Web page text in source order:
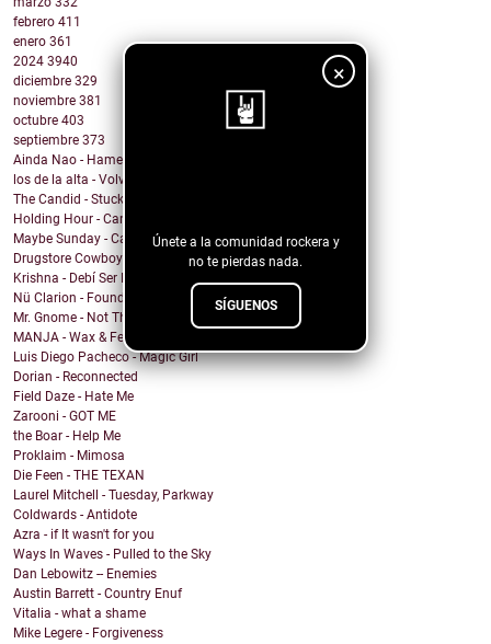
×
Únete a la comunidad rockera y
no te pierdas nada.
SÍGUENOS
febrero 411
enero 361
2024 3940
diciembre 329
noviembre 381
octubre 403
septiembre 373
Ainda Nao - Hamelin
los de la alta - Volveras Llorando
The Candid - Stuck
Holding Hour - Can I Leave Me Too?
Maybe Sunday - Carry On
Drugstore Cowboy - Supercars & Sweet Dreams
Krishna - Debí Ser Más Cabrón
Nü Clarion - Found Wanting
Mr. Gnome - Not This Time, Devil
MANJA - Wax & Feathers
Luis Diego Pacheco - Magic Girl
Dorian - Reconnected
Field Daze - Hate Me
Zarooni - GOT ME
the Boar - Help Me
Proklaim - Mimosa
Die Feen - THE TEXAN
Laurel Mitchell - Tuesday, Parkway
Coldwards - Antidote
Azra - if It wasn't for you
Ways In Waves - Pulled to the Sky
Dan Lebowitz -- Enemies
Austin Barrett - Country Enuf
Vitalia - what a shame
Mike Legere - Forgiveness